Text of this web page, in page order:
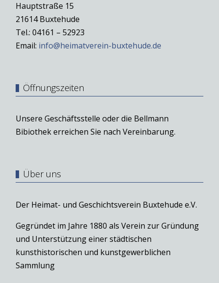
Hauptstraße 15
21614 Buxtehude
Tel.: 04161 – 52923
Email: info@heimatverein-buxtehude.de
Öffnungszeiten
Unsere Geschäftsstelle oder die Bellmann
Bibiothek erreichen Sie nach Vereinbarung.
Über uns
Der Heimat- und Geschichtsverein Buxtehude e.V.
Gegründet im Jahre 1880 als Verein zur Gründung
und Unterstützung einer städtischen
kunsthistorischen und kunstgewerblichen
Sammlung